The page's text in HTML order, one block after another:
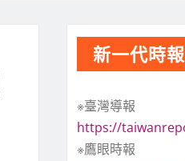
新一代時
※臺灣導報
https://
※鷹眼時報